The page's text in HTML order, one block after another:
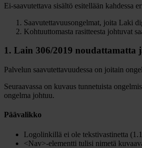
Ei-saavutettava sisältö esitellään kahdessa
Saavutettavuusongelmat, joita Laki
Kohtuuttomasta rasitteesta johtuvat
1. Lain 306/2019 noudattamatta
Palvelun saavutettavuudessa on joitain
Seuraavassa on kuvaus tunnetuista
ongelma johtuu.
Päävalikko
Logolinkillä ei ole tekstivastinetta
<Nav>-elementti tulisi nimetä